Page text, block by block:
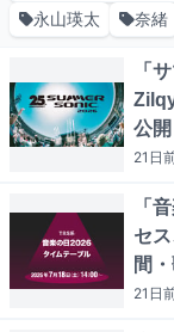
永山瑛太
奈緒
「
公開
21日
「
セ
間
21日